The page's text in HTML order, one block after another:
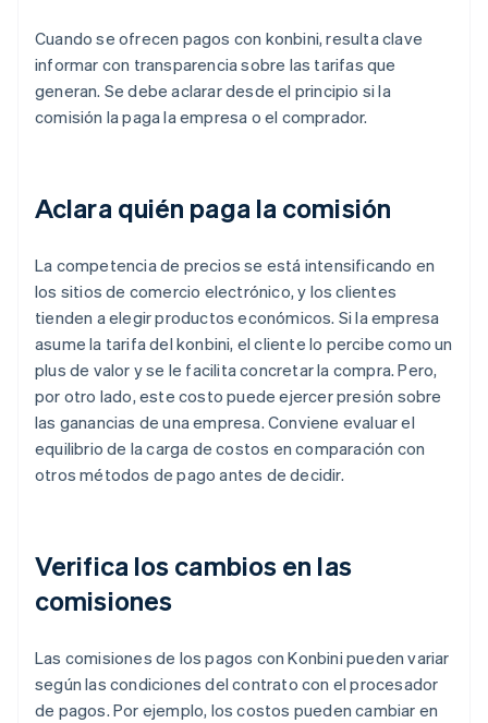
Cuando se ofrecen pagos con konbini, resulta clave
informar con transparencia sobre las tarifas que
generan. Se debe aclarar desde el principio si la
comisión la paga la empresa o el comprador.
Aclara quién paga la comisión
La competencia de precios se está intensificando en
los sitios de comercio electrónico, y los clientes
tienden a elegir productos económicos. Si la empresa
asume la tarifa del konbini, el cliente lo percibe como un
plus de valor y se le facilita concretar la compra. Pero,
por otro lado, este costo puede ejercer presión sobre
las ganancias de una empresa. Conviene evaluar el
equilibrio de la carga de costos en comparación con
otros métodos de pago antes de decidir.
Verifica los cambios en las
comisiones
Las comisiones de los pagos con Konbini pueden variar
según las condiciones del contrato con el procesador
de pagos. Por ejemplo, los costos pueden cambiar en